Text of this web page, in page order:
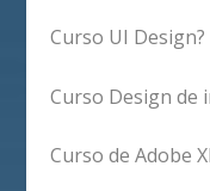
Curso UI Design?
Curso Design de
Curso de Adobe